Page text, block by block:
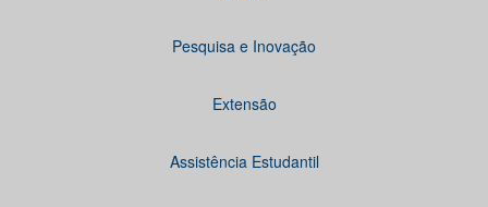
Pesquisa e Inovação
Extensão
Assistência Estudantil